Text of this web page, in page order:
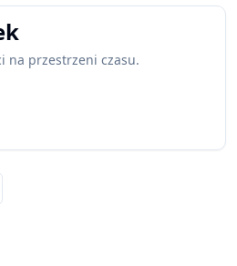
na przestrzeni czasu.